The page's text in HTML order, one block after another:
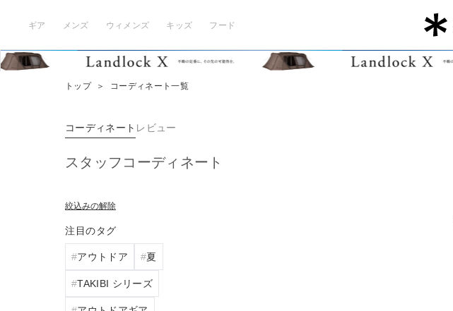
ギア メンズ ウィメンズ キッズ フード
トップ ＞ コーディネート一覧
コーディネート レビュー
スタッフコーディネート
絞込みの解除
注目のタグ
アウトドア 夏
TAKIBI シリーズ